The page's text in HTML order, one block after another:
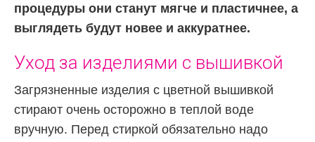
процедуры они станут мягче и пластичнее, а
выглядеть будут новее и аккуратнее.
Уход за изделиями с вышивкой
Загрязненные изделия с цветной вышивкой
стирают очень осторожно в теплой воде
вручную. Перед стиркой обязательно надо